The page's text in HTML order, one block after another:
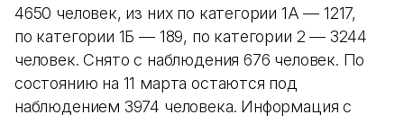
4650 человек, из них по категории 1А — 1217,
по категории 1Б — 189, по категории 2 — 3244
человек. Снято с наблюдения 676 человек. По
состоянию на 11 марта остаются под
наблюдением 3974 человека. Информация с